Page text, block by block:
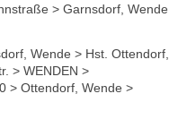
> Garnsdorf, Wende
Wende > Hst. Ottendorf,
> WENDEN >
> Ottendorf, Wende >